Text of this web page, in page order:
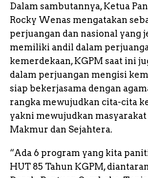
Dalam sambutannya, Ketua
Rocky Wenas mengatakan
perjuangan dan nasional yang
memiliki andil dalam
kemerdekaan, KGPM saat ini
dalam perjuangan mengisi
siap bekerjasama dengan
rangka mewujudkan cita-cita
yakni mewujudkan
Makmur dan Sejahtera.
“Ada 6 program yang kita
HUT 85 Tahun KGPM,